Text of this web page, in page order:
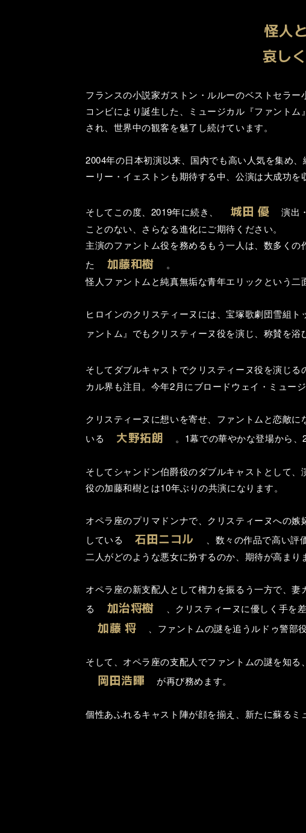
怪人
哀し
フランスの小説家ガストン・ルルーのベストセラ
コンビにより誕生した、ミュージカル『ファント
され、世界中の観客を魅了し続けています。
2004年の日本初演以来、国内でも高い人気を集め
ーリー・イェストンも期待する中、公演は大成功を
そしてこの度、2019年に続き、 城田 優
演出
ことのない、さらなる進化にご期待ください。
主演のファントム役を務めるもう一人は、数多く
た
加藤和樹
。
怪人ファントムと純真無垢な青年エリックという二
ヒロインのクリスティーヌには、宝塚歌劇団雪組
ァントム』でもクリスティーヌ役を演じ、称賛を浴
そしてダブルキャストでクリスティーヌ役を演じる
カル界も注目。今年2月にブロードウェイ・ミュー
クリスティーヌに想いを寄せ、ファントムと恋敵
いる
大野拓朗 。1幕での華やかな登場から
そしてシャンドン伯爵役のダブルキャストとして
役の加藤和樹とは10年ぶりの共演になります。
オペラ座のプリマドンナで、クリスティーヌへの
している
石田ニコル 、数々の作品で高い
二人がどのような悪女に扮するのか、期待が高まり
オペラ座の新支配人として権力を振るう一方で、
る
加治将樹 、クリスティーヌに優しく手
加藤 将 、ファントムの謎を追うルドゥ警部
そして、オペラ座の支配人でファントムの謎を知
岡田浩暉 が再び務めます。
個性あふれるキャスト陣が顔を揃え、新たに蘇る